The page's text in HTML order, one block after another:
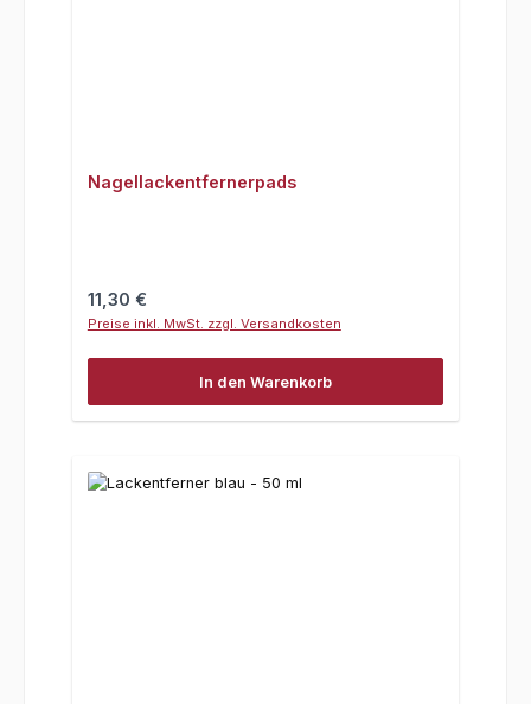
Nagellackentfernerpads
Regulärer Preis:
11,30 €
Preise inkl. MwSt. zzgl. Versandkosten
In den Warenkorb